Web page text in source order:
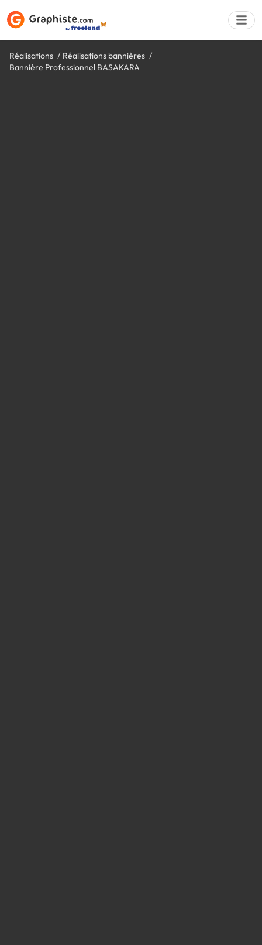
Réalisations
Réalisations bannières
Bannière Professionnel BASAKARA